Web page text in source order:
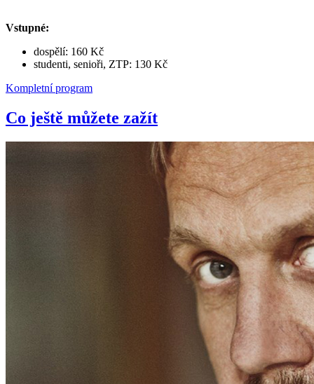
Vstupné:
dospělí: 160 Kč
studenti, senioři, ZTP: 130 Kč
Kompletní program
Co ještě můžete zažít